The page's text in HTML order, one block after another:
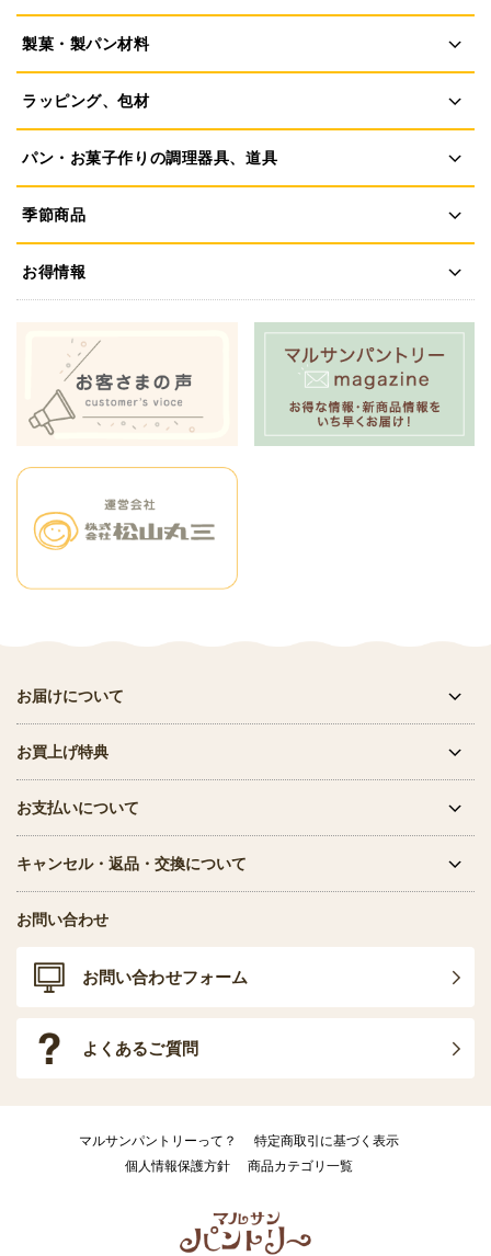
製菓・製パン材料
ラッピング、包材
パン・お菓子作りの調理器具、道具
季節商品
お得情報
お届けについて
お買上げ特典
お支払いについて
キャンセル・返品・交換について
お問い合わせ
お問い合わせフォーム
よくあるご質問
マルサンパントリーって？
特定商取引に基づく表示
個人情報保護方針
商品カテゴリ一覧